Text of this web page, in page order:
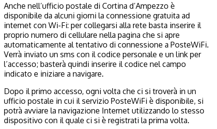
Anche nell’ufficio postale di Cortina d’Ampezzo è
disponibile da alcuni giorni la connessione gratuita ad
internet con Wi-Fi: per collegarsi alla rete basta inserire il
proprio numero di cellulare nella pagina che si apre
automaticamente al tentativo di connessione a PosteWiFi.
Verrà inviato un sms con il codice personale e un link per
l’accesso; basterà quindi inserire il codice nel campo
indicato e iniziare a navigare.
Dopo il primo accesso, ogni volta che ci si troverà in un
ufficio postale in cui il servizio PosteWiFi è disponibile, si
potrà avviare la navigazione Internet utilizzando lo stesso
dispositivo con il quale ci si è registrati la prima volta.